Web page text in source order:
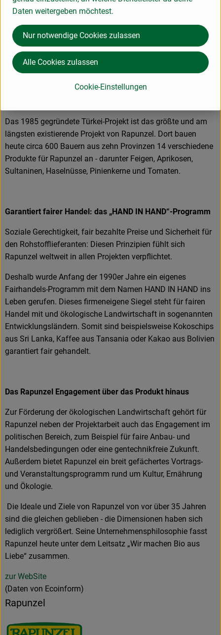
Teller des Verbrauchers.
Das größte Rapunzel Anbauprojekt: Bio aus der Türkei
Als Bio-Pionier setzt sich Rapunzel von Anfang an für die
Aufbauarbeit sind eigene Anbauprojekte in der Türkei und
Das 1985 gegründete Türkei-Projekt ist das größte und am
längsten existierende Projekt von Rapunzel. Dort bauen
heute circa 600 Bauern aus zehn Provinzen 14 verschiedene
Produkte für Rapunzel an - darunter Feigen, Aprikosen,
Sultaninen, Haselnüsse, Pinienkerne und Tomaten.
Garantiert fairer Handel: das „HAND IN HAND“-Programm
Soziale Gerechtigkeit, fair bezahlte Preise und Sicherheit für
den Rohstofflieferanten: Diesen Prinzipien fühlt sich
Rapunzel weltweit in allen Projekten verpflichtet.
Deshalb wurde Anfang der 1990er Jahre ein eigenes
Fairhandels-Programm mit dem Namen HAND IN HAND ins
Leben gerufen. Dieses firmeneigene Siegel steht für fairen
Handel mit und ökologische Landwirtschaft in sogenannten
Entwicklungsländern. Somit sind beispielsweise Kokoschips
aus Sri Lanka, Kaffee aus Tansania oder Kakao aus Bolivien
garantiert fair gehandelt.
Das Rapunzel Engagement über das Produkt hinaus
Zur Förderung der ökologischen Landwirtschaft gehört für
Rapunzel neben der Projektarbeit auch das Engagement im
politischen Bereich, zum Beispiel für faire Anbau- und
Handelsbedingungen oder eine gentechnikfreie Zukunft.
Außerdem bietet Rapunzel ein breit gefächertes Vortrags-
und Veranstaltungsprogramm rund um Kultur, Ernährung
und Ökologie.
Die Ideale und Ziele von Rapunzel von vor über 35 Jahren
sind die gleichen geblieben - die Dimensionen haben sich
lediglich vergrößert. Seine Unternehmensphilosophie fasst
Rapunzel heute unter dem Leitsatz „Wir machen Bio aus
Liebe“ zusammen.
zur WebSite
(Daten von Ecoinform)
Rapunzel
Daten weitergeben möchtest.
Cookie-Einstellungen
Nur notwendige Cookies zulassen
Alle Cookies zulassen